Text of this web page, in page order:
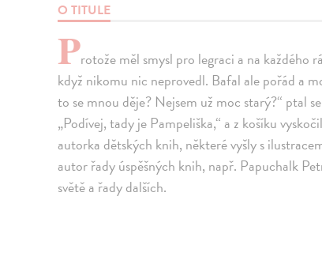
O TITULE
Protože měl smysl pro legraci a na každého
když nikomu nic neprovedl. Bafal ale pořád a
to se mnou děje? Nejsem už moc starý?“ ptal
„Podívej, tady je Pampeliška,“ a z košíku
autorka dětských knih, některé vyšly s
autor řady úspěšných knih, např. Papuchalk
světě a řady dalších.